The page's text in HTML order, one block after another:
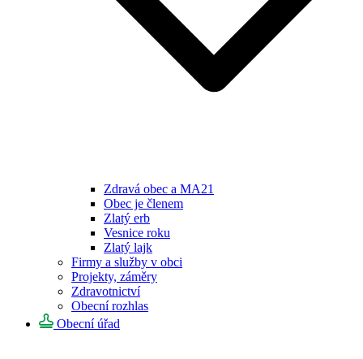
Zdravá obec a MA21
Obec je členem
Zlatý erb
Vesnice roku
Zlatý lajk
Firmy a služby v obci
Projekty, záměry
Zdravotnictví
Obecní rozhlas
Obecní úřad